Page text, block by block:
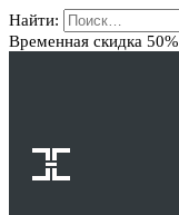
Найти:
Временная скидка 50%